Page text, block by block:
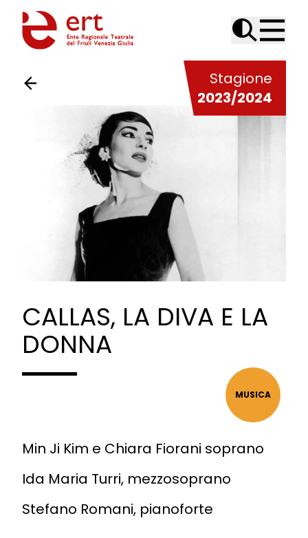
Skip to content
CALLAS, LA DIVA E LA
DONNA
Stagione
2023/2024
MUSICA
Min Ji Kim e Chiara Fiorani soprano
Ida Maria Turri, mezzosoprano
Stefano Romani, pianoforte